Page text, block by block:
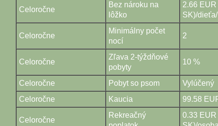
Celoročne
Bez nároku na
lôžko
2.66 EUR
SK)/
Celoročne
Minimálny počet
nocí
2
Celoročne
Zľava 2-týždňové
pobyty
10 %
Celoročne Pobyt so psom
Vylúčený
Celoročne
Kaucia 99.58
Celoročne
Rekreačný
0.33 EUR